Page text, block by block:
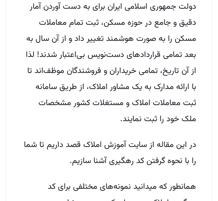
دولت جمهوری اسلامی ایران برای به دست آوردن آمار
دقیق و جامع در حوزه مسکن، ثبت تمام معاملات
مسکن را به صورت هوشمند تغییر داد و از آن سال به
بعد تمامی قراردادهای دست‌نویس بی‌اعتبار شدند! لذا
از آن تاریخ، تمامی خریداران و فروشندگان موظف‌اند تا
با ارائه مدارک به یک مشاور املاک، از طریق سامانه
ثبت معاملات املاک و مستغلات کشور مشخصات
ملک خود را ثبت نمایند.
در این مقاله از سایت آموزش املاک قصد داریم تا شما
را با نحوه گرفتن کد رهگیری آشنا سازیم.
همانطور که می­دانید نمونه‌های مختلفی برای کد